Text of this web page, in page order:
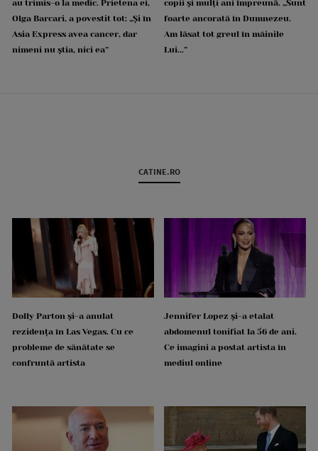
au trimis-o la medic. Prietena ei,
Olga Barcari, a povestit tot: „Și în
Asia Express avea cancer, dar
nimeni nu știa, nici ea”
copii și mulți ani împreună. „Sunt
foarte ancorată în Dumnezeu.
Am lăsat tot greul în mâinile
Lui...”
CATINE.RO
Dolly Parton și-a anulat
rezidența în Las Vegas. Cu ce
probleme de sănătate se
confruntă artista
Jennifer Lopez și-a etalat
abdomenul tonifiat la 56 de ani.
Ce imagini a postat artista în
mediul online